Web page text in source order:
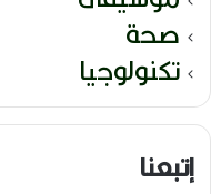
صحة
تكنولوجيا
إتبعنا